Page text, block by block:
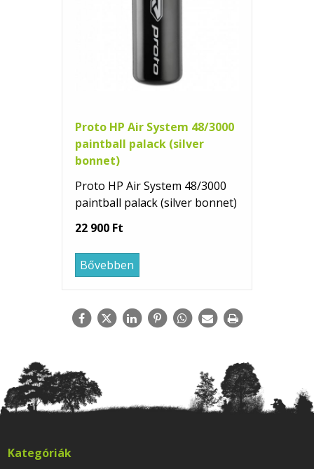
Proto HP Air System 48/3000
paintball palack (silver
bonnet)
Proto HP Air System 48/3000
paintball palack (silver bonnet)
22 900 Ft
Bővebben
Kategóriák